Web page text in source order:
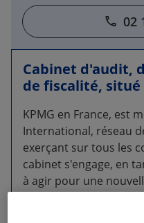
02
Cabinet d'audit,
de fiscalité, situé
KPMG en France, est
International, réseau
exerçant sur tous les
cabinet s'engage, en
à agir pour une
et plus responsable.